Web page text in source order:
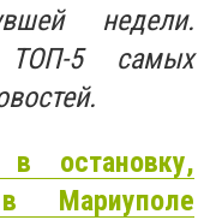
недели.
ТОП-5 самых
остановку,
Мариуполе